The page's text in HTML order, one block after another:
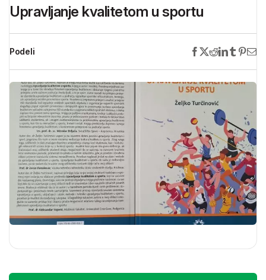
Upravljanje kvalitetom u sportu
Podeli